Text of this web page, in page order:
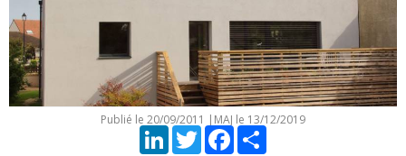
Publié le 20/09/2011 | MAJ le 13/12/2019
LinkedInTwitterFacebook